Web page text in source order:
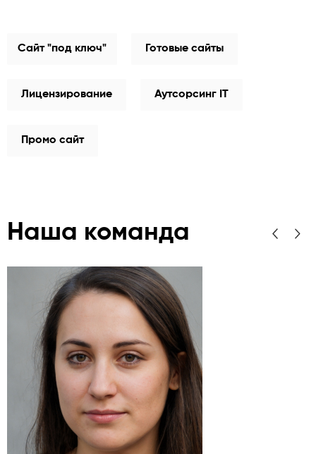
Сайт "под ключ" Готовые сайты
Лицензирование Аутсорсинг IT
Промо сайт
Наша команда